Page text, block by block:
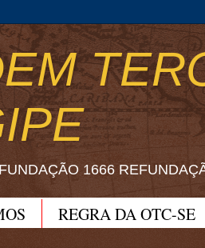
1666
REGRA DA OTC-SE